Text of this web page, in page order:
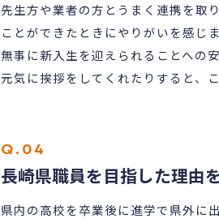
先生方や業者の方とうまく連携を取
ことができたときにやりがいを感じ
無事に新入生を迎えられることへの
元気に挨拶をしてくれたりすると、
長崎県職員を目指した理由
県内の高校を卒業後に進学で県外に